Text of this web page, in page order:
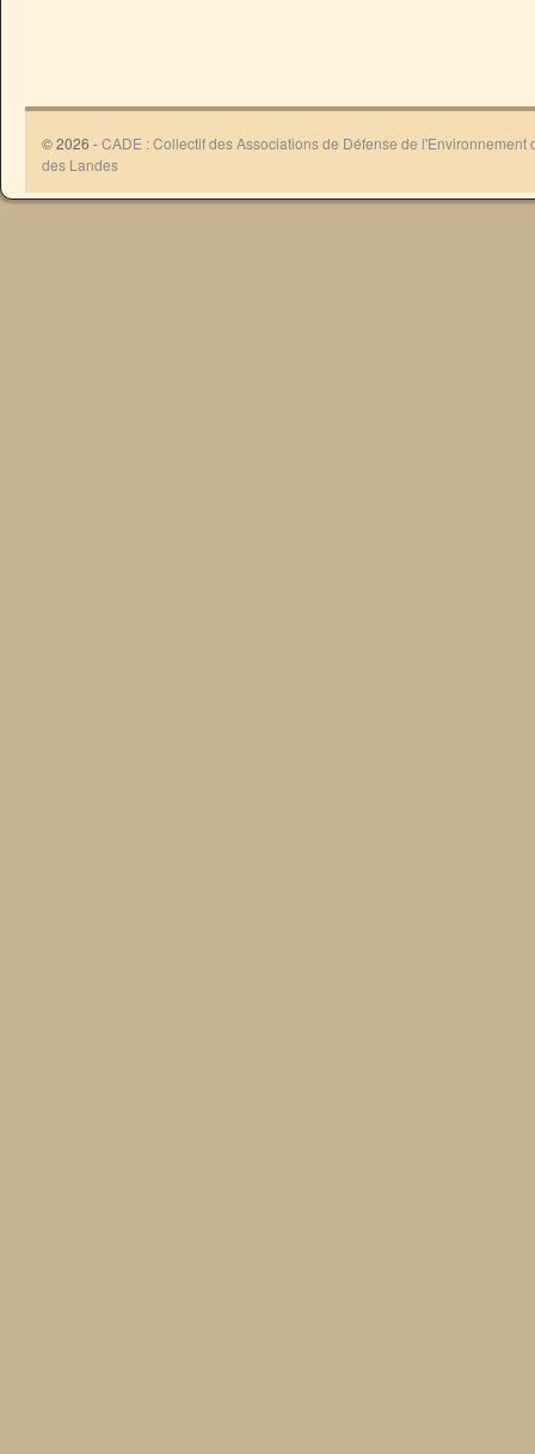
© 2026 -CADE : Collectif des Associations de Défense de l'Environnement
des Landes